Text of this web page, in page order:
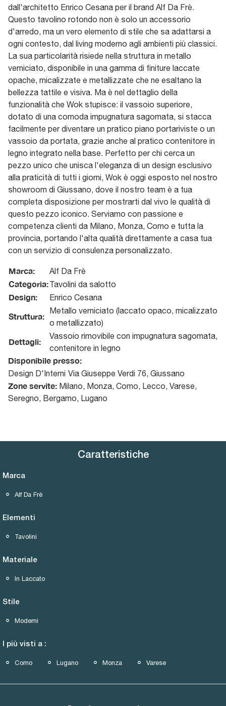
dall'architetto Enrico Cesana per il brand Alf Da Frè.
Questo tavolino rotondo non è solo un accessorio
d'arredo, ma un vero elemento di stile che sa adattarsi a
ogni contesto, dal living moderno agli ambienti più classici.
La sua particolarità risiede nella struttura in metallo
verniciato, disponibile in una gamma di finiture laccate
opache, micalizzate e metallizzate che ne esaltano la
bellezza tattile e visiva. Ma è nel dettaglio della
funzionalità che Wok stupisce: il vassoio superiore,
dotato di una comoda impugnatura sagomata, si stacca
facilmente per diventare un pratico piano portariviste o un
vassoio da portata, grazie anche al pratico contenitore in
legno integrato nella base. Perfetto per chi cerca un
pezzo unico che unisca l'eleganza di un design esclusivo
alla praticità di tutti i giorni, Wok è oggi esposto nel nostro
showroom di Giussano, dove il nostro team è a tua
completa disposizione per mostrarti dal vivo le qualità di
questo pezzo iconico. Serviamo con passione e
competenza clienti da Milano, Monza, Como e tutta la
provincia, portando l'alta qualità direttamente a casa tua
con un servizio di consulenza personalizzato.
Marca: Alf Da Frè
Categoria:Tavolini da salotto
Design: Enrico Cesana
Struttura:
Metallo verniciato (laccato opaco, micalizzato
o metallizzato)
Dettagli:
Vassoio rimovibile con impugnatura sagomata,
contenitore in legno
Disponibile presso:
Design D'Interni Via Giuseppe Verdi 76, Giussano
Zone servite: Milano, Monza, Como, Lecco, Varese,
Seregno, Bergamo, Lugano
Caratteristiche
Marca
Alf Da Frè
Elementi
Tavolini
Materiale
In Laccato
Stile
Moderni
I più visti a :
Como Lugano Monza Varese